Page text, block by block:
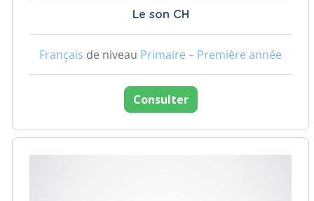
Le son CH
Français de niveau Primaire – Première année
Consulter